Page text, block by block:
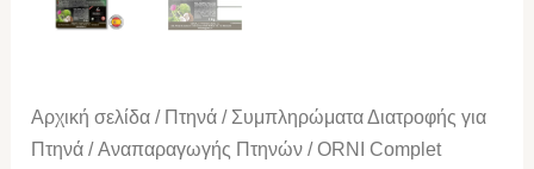
Αρχική σελίδα / Πτηνά / Συμπληρώματα Διατροφής για
Πτηνά /Αναπαραγωγής Πτηνών / ORNI Complet